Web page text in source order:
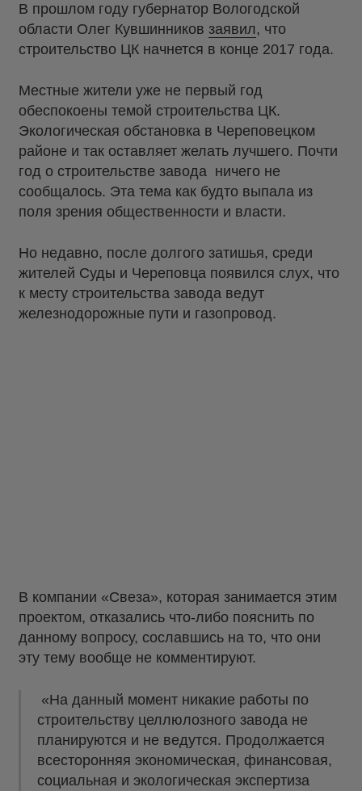
В прошлом году губернатор Вологодской
области Олег Кувшинников заявил, что
строительство ЦК начнется в конце 2017 года.
Местные жители уже не первый год
обеспокоены темой строительства ЦК.
Экологическая обстановка в Череповецком
районе и так оставляет желать лучшего. Почти
год о строительстве завода ничего не
сообщалось. Эта тема как будто выпала из
поля зрения общественности и власти.
Но недавно, после долгого затишья, среди
жителей Суды и Череповца появился слух, что
к месту строительства завода ведут
железнодорожные пути и газопровод.
В компании «Свеза», которая занимается этим
проектом, отказались что-либо пояснить по
данному вопросу, сославшись на то, что они
эту тему вообще не комментируют.
«На данный момент никакие работы по
строительству целлюлозного завода не
планируются и не ведутся. Продолжается
всесторонняя экономическая, финансовая,
социальная и экологическая экспертиза